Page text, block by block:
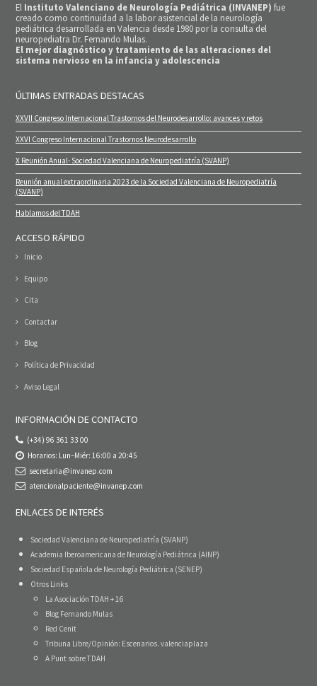
El Instituto Valenciano de Neurología Pediátrica (INVANEP) fue
creado como continuidad a la labor asistencial de la neurología
pediátrica desarrollada en Valencia desde 1980 por la consulta del
neuropediatra Dr. Fernando Mulas.
El mejor diagnóstico y tratamiento de las alteraciones del
sistema nervioso en la infancia y adolescencia
ÚLTIMAS ENTRADAS DESTACAS
XXVII Congreso Internacional Trastornos del Neurodesarrollo: avances y retos
XXVI Congreso Internacional Trastornos Neurodesarrollo
X Reunión Anual- Sociedad Valenciana de Neuropediatría (SVANP)
Reunión anual extraordinaria 2023 de la Sociedad Valenciana de Neuropediatría
(SVANP)
Hablamos del TDAH
ACCESO RÁPIDO
Inicio
Equipo
Cita
Contactar
Blog
Política de Privacidad
Aviso Legal
INFORMACIÓN DE CONTACTO
(+34) 96 361 33 00
Horarios: Lun–Miér: 16:00 a 20:45
secretaria@invanep.com
atencionalpaciente@invanep.com
ENLACES DE INTERÉS
Sociedad Valenciana de Neuropediatría (SVANP)
Academia Iberoamericana de Neurología Pediátrica (AINP)
Sociedad Española de Neurología Pediátrica (SENEP)
Otros Links
La Asociación TDAH + 16
Blog Fernando Mulas
Red Cenit
Tribuna Libre/Opinión: Escenarios. valenciaplaza
A Punt sobre TDAH